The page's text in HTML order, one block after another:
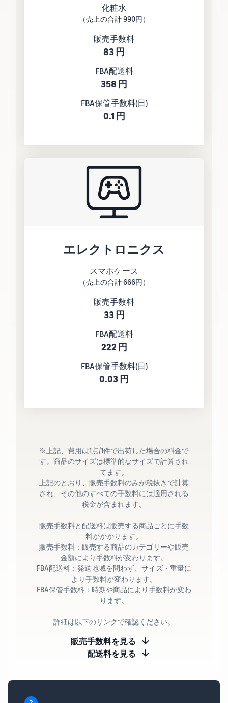
化粧水
（売上の合計 990円）
販売手数料
83 円
FBA配送料
358 円
FBA保管手数料(日)
0.1 円
エレクトロニクス
スマホケース
（売上の合計 666円）
販売手数料
33 円
FBA配送料
222 円
FBA保管手数料(日)
0.03 円
※上記、費用は1点/1件で出荷した場合の料金で
す。商品のサイズは標準的なサイズで計算され
てます。
上記のとおり、販売手数料のみが税抜きで計算
され、その他のすべての手数料には適用される
税金が含まれます。
販売手数料と配送料は販売する商品ごとに手数
料がかかります。
販売手数料：販売する商品のカテゴリーや販売
金額により手数料が変わります。
FBA配送料：発送地域を問わず、サイズ・重量に
より手数料が変わります。
FBA保管手数料：時期や商品により手数料が変わ
ります。
詳細は以下のリンクで確認ください。
販売手数料を見る
配送料を見る